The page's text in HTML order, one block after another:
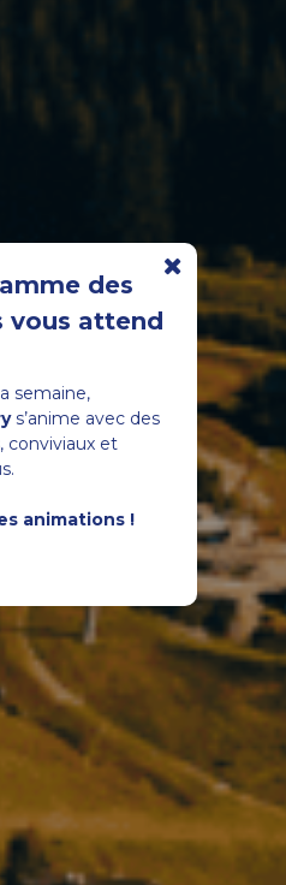
des
vous attend
semaine,
s’anime avec des
conviviaux et
animations !